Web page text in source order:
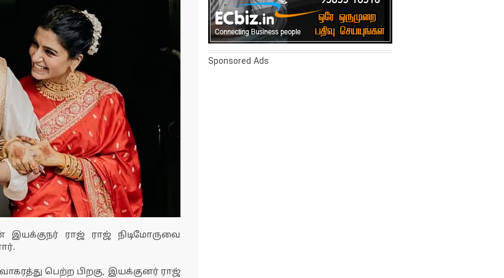
இயக்குநர் ராஜ் ராஜ் நிடிமோருவை
பெற்ற பிறகு, இயக்குனர் ராஜ்
Sponsored Ads